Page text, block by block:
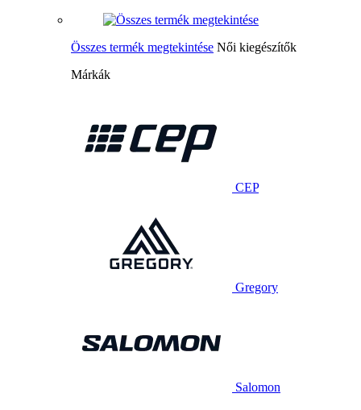
Összes termék megtekintése Női kiegészítők
Márkák
CEP
Gregory
Salomon